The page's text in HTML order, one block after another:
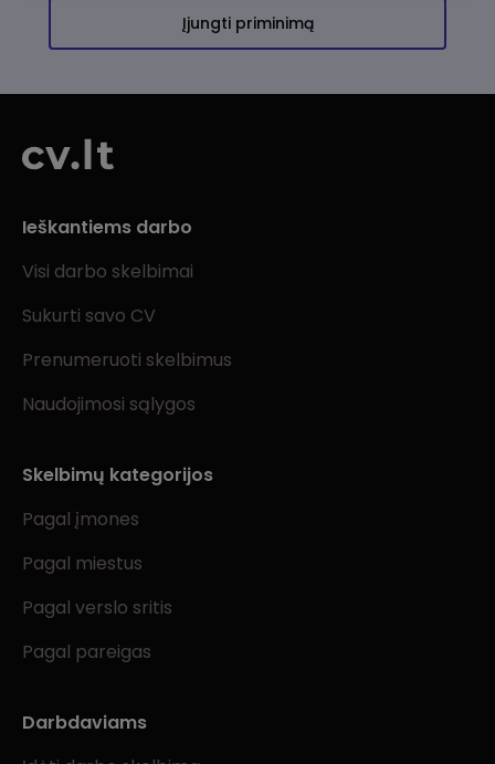
Įjungti priminimą
Ieškantiems darbo
Visi darbo skelbimai
Sukurti savo CV
Prenumeruoti skelbimus
Naudojimosi sąlygos
Skelbimų kategorijos
Pagal įmones
Pagal miestus
Pagal verslo sritis
Pagal pareigas
Darbdaviams